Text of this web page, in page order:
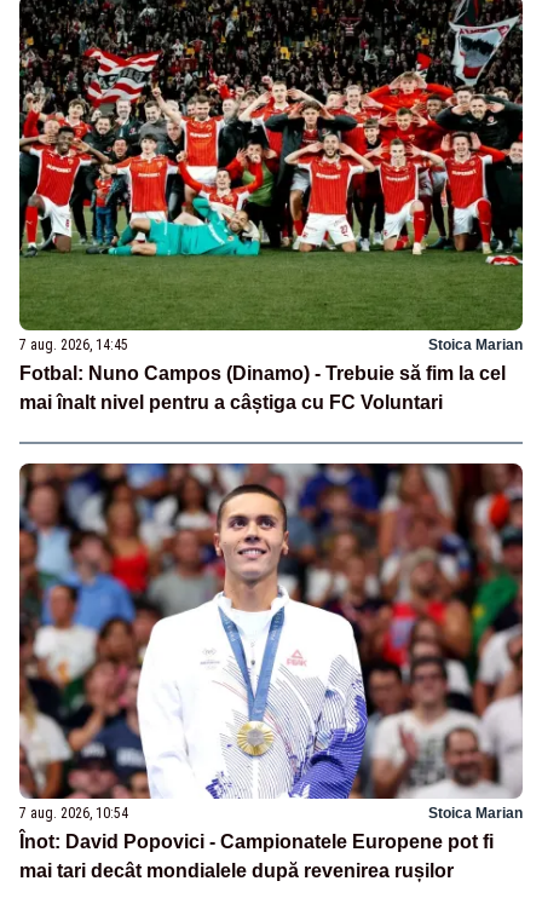
7 aug. 2026, 14:45 Stoica Marian
Fotbal: Nuno Campos (Dinamo) - Trebuie să fim la cel
mai înalt nivel pentru a câștiga cu FC Voluntari
7 aug. 2026, 10:54 Stoica Marian
Înot: David Popovici - Campionatele Europene pot fi
mai tari decât mondialele după revenirea rușilor